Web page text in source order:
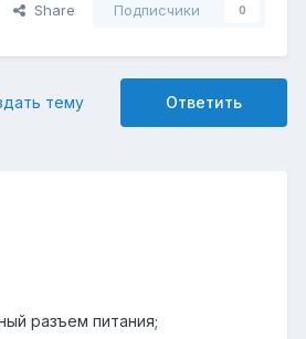
Share Подписчики 0
Ответить
тему
разъем питания;